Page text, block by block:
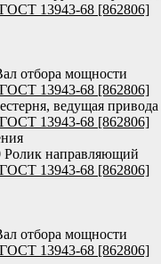
13943-68 [862806]
отбора мощности
13943-68 [862806]
ведущая привода
13943-68 [862806]
Ролик направляющий
13943-68 [862806]
отбора мощности
13943-68 [862806]